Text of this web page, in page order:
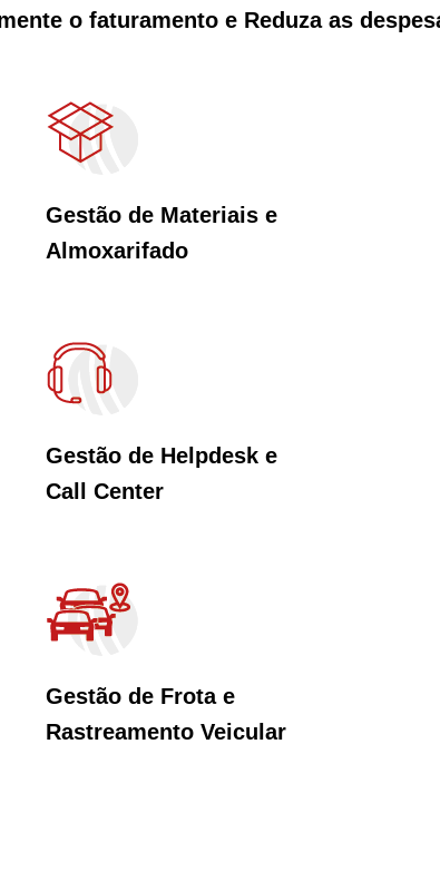
o faturamento e Reduza as
Gestão de Materiais e
Almoxarifado
Gestão de Helpdesk e
Call Center
Gestão de Frota e
Rastreamento Veicular